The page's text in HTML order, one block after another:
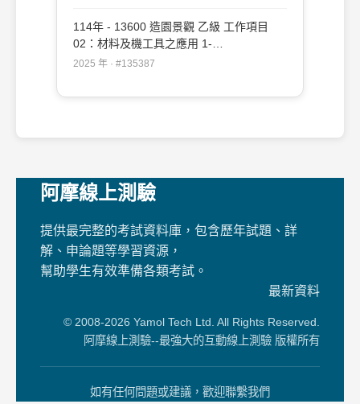
114年 - 13600 造園景觀 乙級 工作項目
02：材料及機工具之應用 1-
50（2025/12/19 更新）#135387
2025 年 · #135387
阿摩線上測驗
提供最完整的考試資料庫，包含歷年試題、詳
解、申論題等學習資源，
幫助學生有效準備各類考試。
最新資料
© 2008-2026 Yamol Tech Ltd. All Rights Reserved.
阿摩線上測驗--最強大的互動線上測驗 版權所有
如有任何問題或建議，歡迎聯繫我們